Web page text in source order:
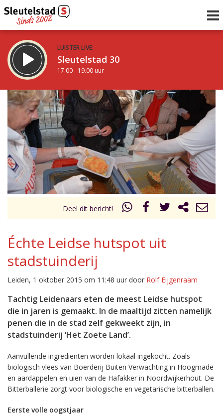
LUISTER LIVE:
Sleutelstad 30
17.00 - 19.00 uur
STRAKS:
De avond van Sleutelstad
19.00 - 0.00 uur
Vorig uur
uur 1 van 0 Volgend uur
Inklappen
Deel dit bericht!
Échte Leidse hutspot uit
stadstuinderij
Leiden, 1 oktober 2015 om 11:48 uur door Rolf Eijgenraam
Tachtig Leidenaars eten de meest Leidse hutspot
die in jaren is gemaakt. In de maaltijd zitten namelijk
penen die in de stad zelf gekweekt zijn, in
stadstuinderij ‘Het Zoete Land’.
Aanvullende ingrediënten worden lokaal ingekocht. Zoals
biologisch vlees van Boerderij Buiten Verwachting in Hoogmade
en aardappelen en uien van de Hafakker in Noordwijkerhout. De
Bitterballerie zorgt voor biologische en vegetarische bitterballen.
Eerste volle oogstjaar